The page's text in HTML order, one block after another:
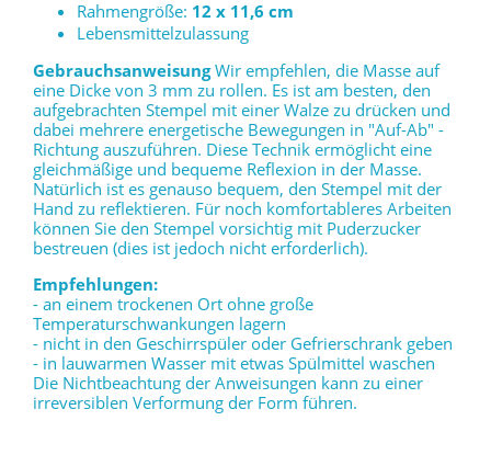
Rahmengröße: 12 x 11,6 cm
Lebensmittelzulassung
GebrauchsanweisungWir empfehlen, die Masse auf
eine Dicke von 3 mm zu rollen. Es ist am besten, den
aufgebrachten Stempel mit einer Walze zu drücken und
dabei mehrere energetische Bewegungen in "Auf-Ab" -
Richtung auszuführen. Diese Technik ermöglicht eine
gleichmäßige und bequeme Reflexion in der Masse.
Natürlich ist es genauso bequem, den Stempel mit der
Hand zu reflektieren. Für noch komfortableres Arbeiten
können Sie den Stempel vorsichtig mit Puderzucker
bestreuen (dies ist jedoch nicht erforderlich).
Empfehlungen:
- an einem trockenen Ort ohne große
Temperaturschwankungen lagern
- nicht in den Geschirrspüler oder Gefrierschrank geben
- in lauwarmen Wasser mit etwas Spülmittel waschen
Die Nichtbeachtung der Anweisungen kann zu einer
irreversiblen Verformung der Form führen.